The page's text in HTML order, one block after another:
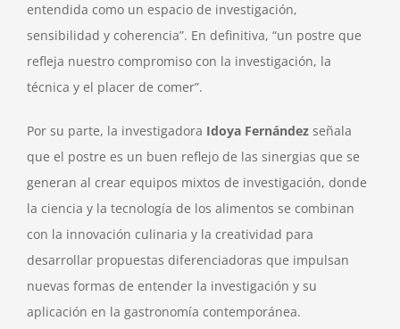
entendida como un espacio de investigación,
sensibilidad y coherencia”. En definitiva, “un postre que
refleja nuestro compromiso con la investigación, la
técnica y el placer de comer”.
Por su parte, la investigadora Idoya Fernándezseñala
que el postre es un buen reflejo de las sinergias que se
generan al crear equipos mixtos de investigación, donde
la ciencia y la tecnología de los alimentos se combinan
con la innovación culinaria y la creatividad para
desarrollar propuestas diferenciadoras que impulsan
nuevas formas de entender la investigación y su
aplicación en la gastronomía contemporánea.